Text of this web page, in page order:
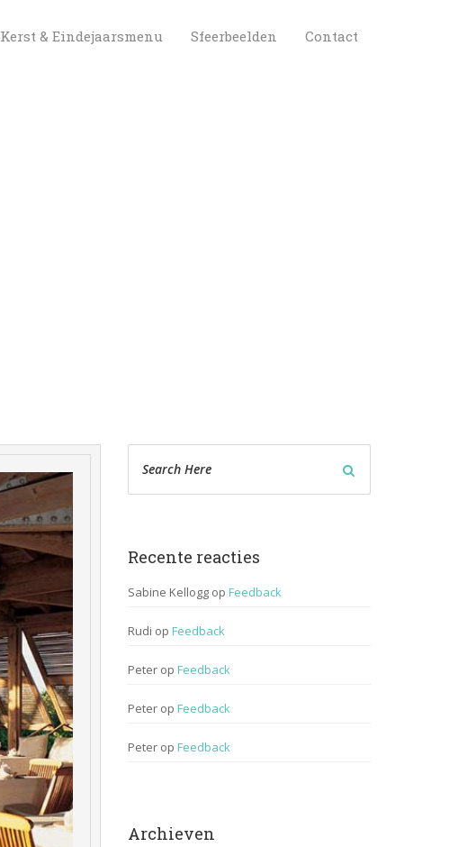
Kerst & Eindejaarsmenu Sfeerbeelden Contact
Recente reactie
Sabine Kellogg op Feedback
Rudi op Feedback
Peter op Feedback
Peter op Feedback
Peter op Feedback
Archieven